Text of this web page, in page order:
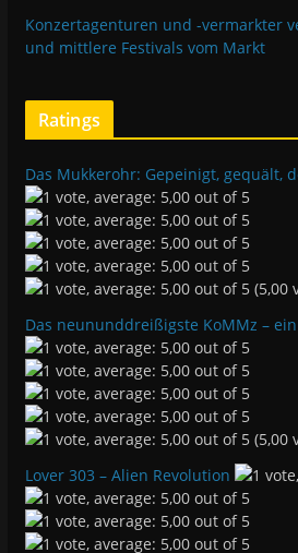
Konzertagenturen und -vermarkter
und mittlere Festivals vom Markt
Ratings
Das Mukkerohr: Gepeinigt, gequält,
(5,00
Das neununddreißigste KoMMz – ein
(5,00
Lover 303 – Alien Revolution